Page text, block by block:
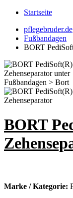
Startseite
pflegebruder.de
Fußbandagen
BORT
BORT
Marke / Kategorie: